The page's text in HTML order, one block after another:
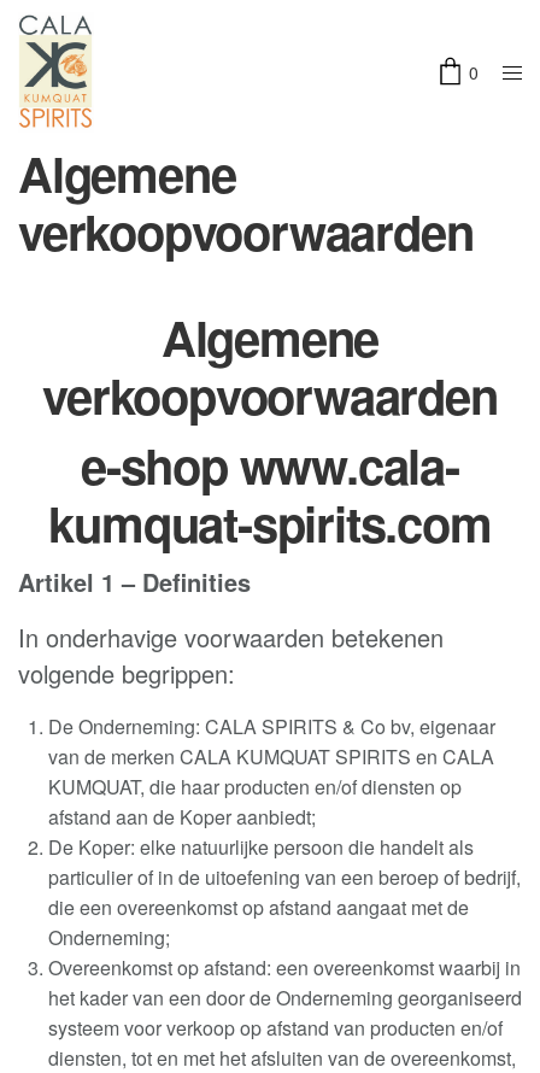
0
Algemene
verkoopvoorwaarden
Algemene
verkoopvoorwaarden
e-shop www.cala-
kumquat-spirits.com
Artikel 1 – Definities
In onderhavige voorwaarden betekenen
volgende begrippen:
De Onderneming: CALA SPIRITS & Co bv, eigenaar
van de merken CALA KUMQUAT SPIRITS en CALA
KUMQUAT, die haar producten en/of diensten op
afstand aan de Koper aanbiedt;
De Koper: elke natuurlijke persoon die handelt als
particulier of in de uitoefening van een beroep of bedrijf,
die een overeenkomst op afstand aangaat met de
Onderneming;
Overeenkomst op afstand: een overeenkomst waarbij in
het kader van een door de Onderneming georganiseerd
systeem voor verkoop op afstand van producten en/of
diensten, tot en met het afsluiten van de overeenkomst,